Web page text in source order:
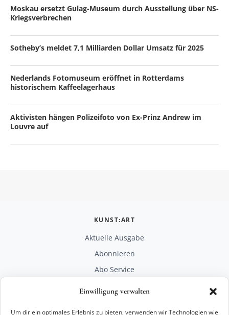
Einwilligung verwalten
Um dir ein optimales Erlebnis zu bieten, verwenden wir Technologien wie
Moskau ersetzt Gulag-Museum durch Ausstellung über NS-
Kriegsverbrechen
Sotheby’s meldet 7,1 Milliarden Dollar Umsatz für 2025
Nederlands Fotomuseum eröffnet in Rotterdams
historischem Kaffeelagerhaus
Aktivisten hängen Polizeifoto von Ex-Prinz Andrew im
Louvre auf
KUNST:ART
Aktuelle Ausgabe
Abonnieren
Abo Service